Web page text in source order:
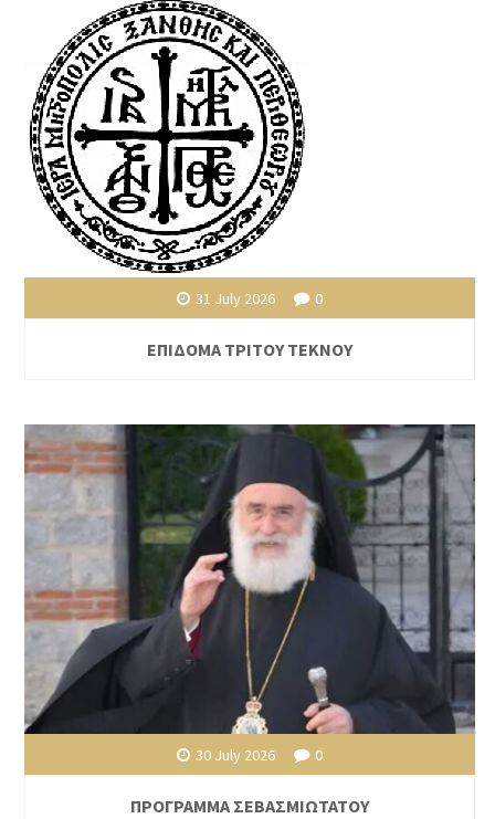
31 July 2026 0
ΕΠΙΔΟΜΑ ΤΡΙΤΟΥ ΤΕΚΝΟΥ
30 July 2026 0
ΠΡΟΓΡΑΜΜΑ ΣΕΒΑΣΜΙΩΤΑΤΟΥ